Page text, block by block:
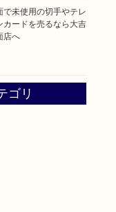
で未使用の切手やテレ
カードを売るなら大吉
店へ
ゴリ